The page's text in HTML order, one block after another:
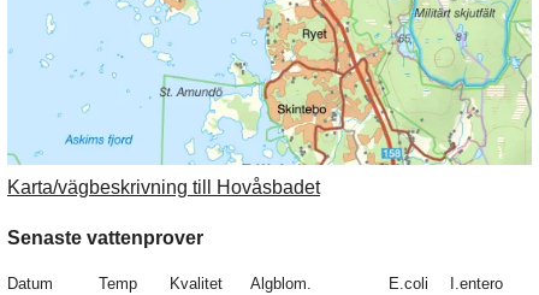
Karta/vägbeskrivning till Hovåsbadet
Senaste vattenprover
Datum Temp Kvalitet Algblom. E.coli I.entero